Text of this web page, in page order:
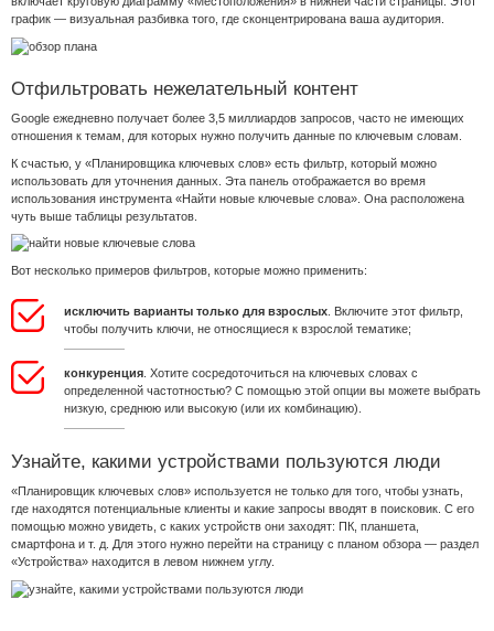
график — визуальная разбивка того, где сконцентрирована ваша аудитория.
Отфильтровать нежелательный контент
Google ежедневно получает более 3,5 миллиардов запросов, часто не имеющих
отношения к темам, для которых нужно получить данные по ключевым словам.
К счастью, у «Планировщика ключевых слов» есть фильтр, который можно
использовать для уточнения данных. Эта панель отображается во время
использования инструмента «Найти новые ключевые слова». Она расположена
чуть выше таблицы результатов.
Вот несколько примеров фильтров, которые можно применить:
исключить варианты только для взрослых . Включите этот фильтр,
чтобы получить ключи, не относящиеся к взрослой тематике;
конкуренция . Хотите сосредоточиться на ключевых словах с
определенной частотностью? С помощью этой опции вы можете выбрать
низкую, среднюю или высокую (или их комбинацию).
Узнайте, какими устройствами пользуются люди
«Планировщик ключевых слов» используется не только для того, чтобы узнать,
где находятся потенциальные клиенты и какие запросы вводят в поисковик. С его
помощью можно увидеть, с каких устройств они заходят: ПК, планшета,
смартфона и т. д. Для этого нужно перейти на страницу с планом обзора — раздел
«Устройства» находится в левом нижнем углу.